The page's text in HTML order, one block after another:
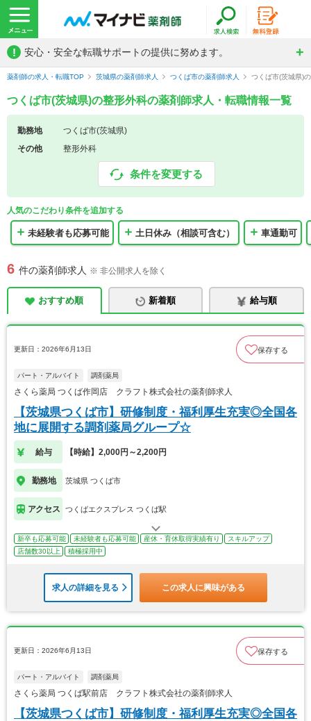
! 安心・安全な転職サポートの提供に努めます。
薬剤師の求人・転職TOP 茨城県の薬剤師求人 つくば市の薬剤師求人 つくば市(茨城県)
つくば市(茨城県)の整形外科の薬剤師求人・転職情報一覧
勤務地
つくば市(茨城県)
その他
整形外科
条件を変更する
人気のこだわり条件を追加する
未経験者も応募可能 土日休み（相談可含む） 車通勤可
6 件の薬剤師求人 ※ 非公開求人を除く
おすすめ順 新着順 給与順
更新日：2026年6月13日 保存する
パート・アルバイト 調剤薬局
さくら薬局 つくば作岡店 クラフト株式会社の薬剤師求人
【茨城県つくば市】研修制度・福利厚生充実◎全国各
地に展開する調剤薬局グループ☆
給与 【時給】2,000円～2,200円
勤務地 茨城県 つくば市
アクセス つくばエクスプレス つくば駅
新卒も応募可能 未経験者も応募可能 産休・育休取得実績有り
スキルアップ
店舗数30以上
積極採用中
求人の詳細を見る この求人に興味がある
更新日：2026年6月13日 保存する
パート・アルバイト 調剤薬局
さくら薬局 つくば駅前店 クラフト株式会社の薬剤師求人
【茨城県つくば市】研修制度・福利厚生充実◎全国各